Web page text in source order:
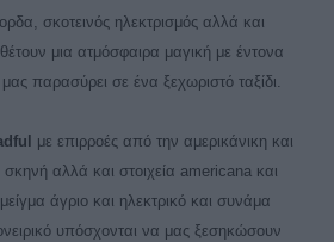
σκοτεινός ηλεκτρισμός αλλά και
μια ατμόσφαιρα μαγική με έντονα
παρασύρει σε ένα ξεχωριστό ταξίδι.
με επιρροές από την αμερικάνικη και
σκηνή αλλά και στοιχεία americana και
άγριο και ηλεκτρικό και συνάμα
υπόσχονται να μας ξεσηκώσουν